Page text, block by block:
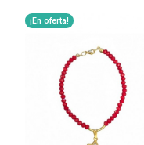
¡En oferta!